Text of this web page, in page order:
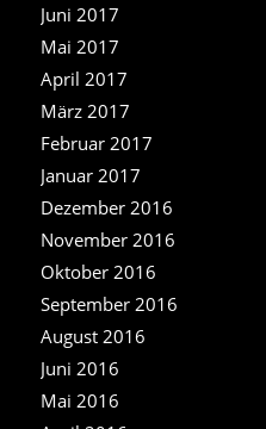
Juni 2017
Mai 2017
April 2017
März 2017
Februar 2017
Januar 2017
Dezember 2016
November 2016
Oktober 2016
September 2016
August 2016
Juni 2016
Mai 2016